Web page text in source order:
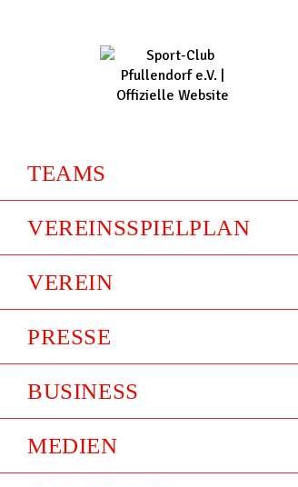
TEAMS
VEREINSSPIELPLAN
VEREIN
PRESSE
BUSINESS
MEDIEN